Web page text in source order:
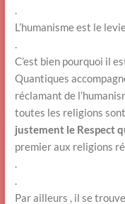
.
L’humanisme est le
.
C’est bien pourquoi il
Quantiques
réclamant de
toutes les religions
justement le Respect
premier aux religions
.
.
Par ailleurs , il se